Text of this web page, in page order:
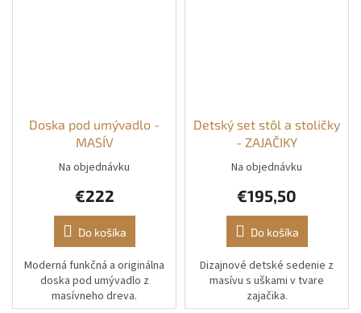
Doska pod umývadlo -
MASÍV
Na objednávku
€222
Do košíka
Moderná funkčná a originálna
doska pod umývadlo z
masívneho dreva.
Detský set stôl a stoličky
- ZAJAČIKY
Na objednávku
€195,50
Do košíka
Dizajnové detské sedenie z
masívu s uškami v tvare
zajačika.